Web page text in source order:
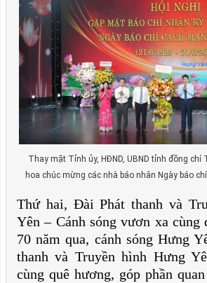
Thay mặt Tỉnh ủy, HĐND, UBND tỉnh đồng chí
hoa chúc mừng các nhà báo nhân Ngày báo
Thứ hai, Đài Phát thanh và
Yên – Cánh sóng vươn xa cùng
70 năm qua, cánh sóng Hưng
thanh và Truyền hình Hưng
cùng quê hương, góp phần